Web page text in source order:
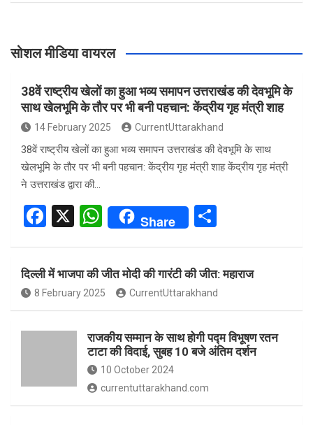
सोशल मीडिया वायरल
38वें राष्ट्रीय खेलों का हुआ भव्य समापन उत्तराखंड की देवभूमि के
साथ खेलभूमि के तौर पर भी बनी पहचान: केंद्रीय गृह मंत्री शाह
14 February 2025 CurrentUttarakhand
38वें राष्ट्रीय खेलों का हुआ भव्य समापन उत्तराखंड की देवभूमि के साथ
खेलभूमि के तौर पर भी बनी पहचान: केंद्रीय गृह मंत्री शाह केंद्रीय गृह मंत्री
ने उत्तराखंड द्वारा की…
F
ce
b
o
o
X
W
at
s
A
p
p
Share
e
दिल्ली में भाजपा की जीत मोदी की गारंटी की जीत: महाराज
8 February 2025 CurrentUttarakhand
राजकीय सम्मान के साथ होगी पद्म विभूषण रतन
टाटा की विदाई, सुबह 10 बजे अंतिम दर्शन
10 October 2024
currentuttarakhand.com